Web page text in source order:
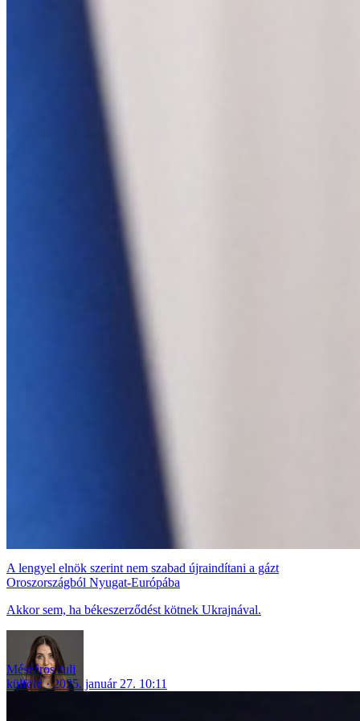
A lengyel elnök szerint nem szabad újraindítani a gázt
Oroszországból Nyugat-Európába
Akkor sem, ha békeszerződést kötnek Ukrajnával.
Mészáros Juli
külföld
2025. január 27. 10:11